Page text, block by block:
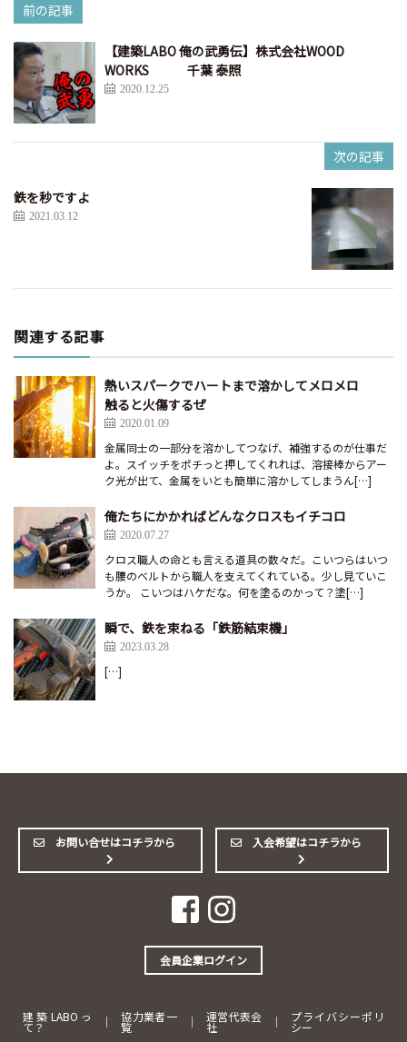
前の記事
【建築LABO 俺の武勇伝】株式会社WOOD
WORKS 千葉 泰照
2020.12.25
次の記事
鉄を秒ですよ
2021.03.12
関連する記事
熱いスパークでハートまで溶かしてメロメロ
触ると火傷するぜ
2020.01.09
金属同士の一部分を溶かしてつなげ、補強するのが仕事だ
よ。スイッチをポチっと押してくれれば、溶接棒からアー
ク光が出て、金属をいとも簡単に溶かしてしまうん[…]
俺たちにかかればどんなクロスもイチコロ
2020.07.27
クロス職人の命とも言える道具の数々だ。こいつらはいつ
も腰のベルトから職人を支えてくれている。少し見ていこ
うか。 こいつはハケだな。何を塗るのかって？塗[…]
瞬で、鉄を束ねる「鉄筋結束機」
2023.03.28
[…]
お問い合せはコチラから 入会希望はコチラから
会員企業ログイン
建築LABOっ
て？ ｜ 協力業者一
覧 ｜ 運営代表会
社 ｜ プライバシーポリ
シー